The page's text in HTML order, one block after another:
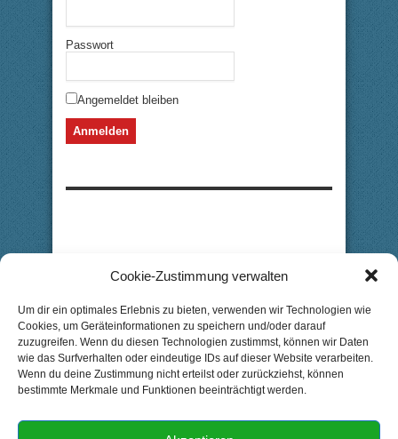
Cookie-Zustimmung verwalten
Um dir ein optimales Erlebnis zu bieten, verwenden wir Technologien wie
Cookies, um Geräteinformationen zu speichern und/oder darauf
zuzugreifen. Wenn du diesen Technologien zustimmst, können wir Daten
wie das Surfverhalten oder eindeutige IDs auf dieser Website verarbeiten.
Wenn du deine Zustimmung nicht erteilst oder zurückziehst, können
bestimmte Merkmale und Funktionen beeinträchtigt werden.
Passwort
Angemeldet bleiben